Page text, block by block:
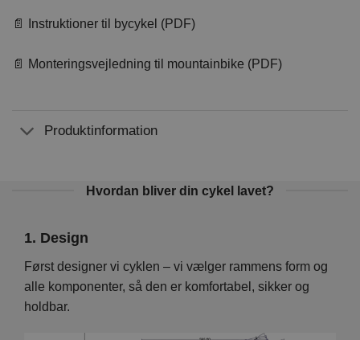
📄 Instruktioner til bycykel (PDF)
📄 Monteringsvejledning til mountainbike (PDF)
Produktinformation
Hvordan bliver din cykel lavet?
1. Design
Først designer vi cyklen – vi vælger rammens form og
alle komponenter, så den er komfortabel, sikker og
holdbar.